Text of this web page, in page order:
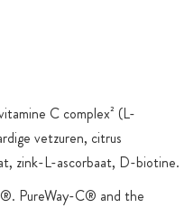
C complex² (L-
vetzuren, citrus
zink-L-ascorbaat, D-biotine.
PureWay-C® and the